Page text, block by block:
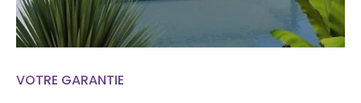
VOTRE GARANTIE